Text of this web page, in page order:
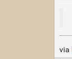
via